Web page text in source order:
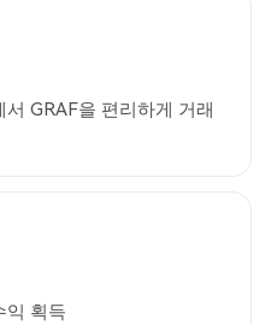
GRAF을 편리하게 거래
익 획득